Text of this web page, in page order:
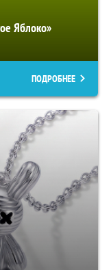
Яблоко»
ПОДРОБНЕЕ